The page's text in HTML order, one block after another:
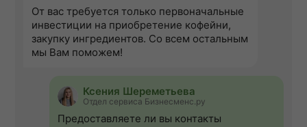
От вас требуется только первоначальные
инвестиции на приобретение кофейни,
закупку ингредиентов. Со всем остальным
мы Вам поможем!
Ксения Шереметьева
Отдел сервиса Бизнесменс.ру
Предоставляете ли вы контакты